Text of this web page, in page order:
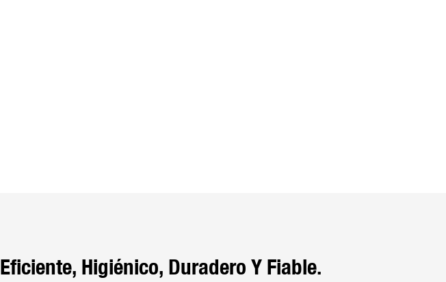
Eficiente, Higiénico, Duradero Y Fiable.